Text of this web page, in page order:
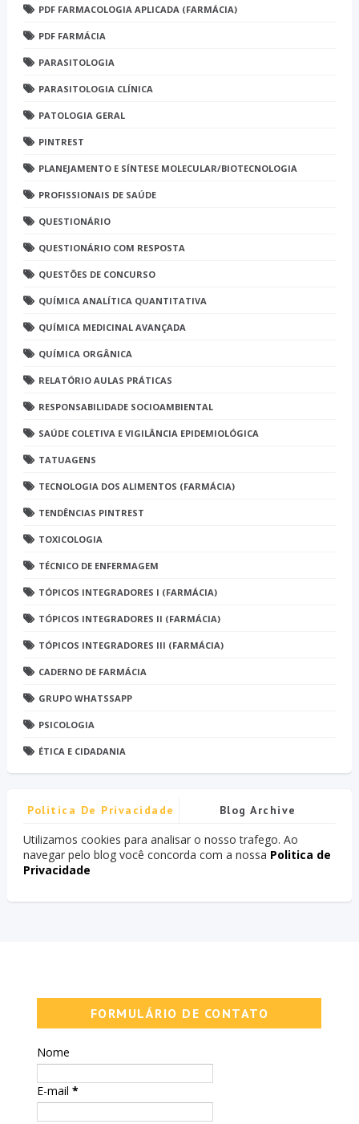
PDF FARMACOLOGIA APLICADA (FARMÁCIA)
PDF FARMÁCIA
PARASITOLOGIA
PARASITOLOGIA CLÍNICA
PATOLOGIA GERAL
PINTREST
PLANEJAMENTO E SÍNTESE MOLECULAR/BIOTECNOLOGIA
PROFISSIONAIS DE SAÚDE
QUESTIONÁRIO
QUESTIONÁRIO COM RESPOSTA
QUESTÕES DE CONCURSO
QUÍMICA ANALÍTICA QUANTITATIVA
QUÍMICA MEDICINAL AVANÇADA
QUÍMICA ORGÂNICA
RELATÓRIO AULAS PRÁTICAS
RESPONSABILIDADE SOCIOAMBIENTAL
SAÚDE COLETIVA E VIGILÂNCIA EPIDEMIOLÓGICA
TATUAGENS
TECNOLOGIA DOS ALIMENTOS (FARMÁCIA)
TENDÊNCIAS PINTREST
TOXICOLOGIA
TÉCNICO DE ENFERMAGEM
TÓPICOS INTEGRADORES I (FARMÁCIA)
TÓPICOS INTEGRADORES II (FARMÁCIA)
TÓPICOS INTEGRADORES III (FARMÁCIA)
CADERNO DE FARMÁCIA
GRUPO WHATSSAPP
PSICOLOGIA
ÉTICA E CIDADANIA
Politica De Privacidade Blog Archive
Utilizamos cookies para analisar o nosso trafego. Ao
navegar pelo blog você concorda com a nossa Politica de
Privacidade
FORMULÁRIO DE CONTATO
Nome
E-mail*